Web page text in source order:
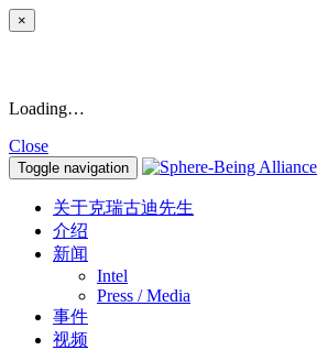
×
Loading…
Close
Toggle navigation
关于克瑞古迪先生
介绍
新闻
Intel
Press / Media
事件
视频